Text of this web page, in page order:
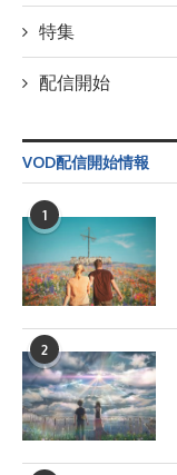
特集
配信開始
VOD配信開始情報
1
2